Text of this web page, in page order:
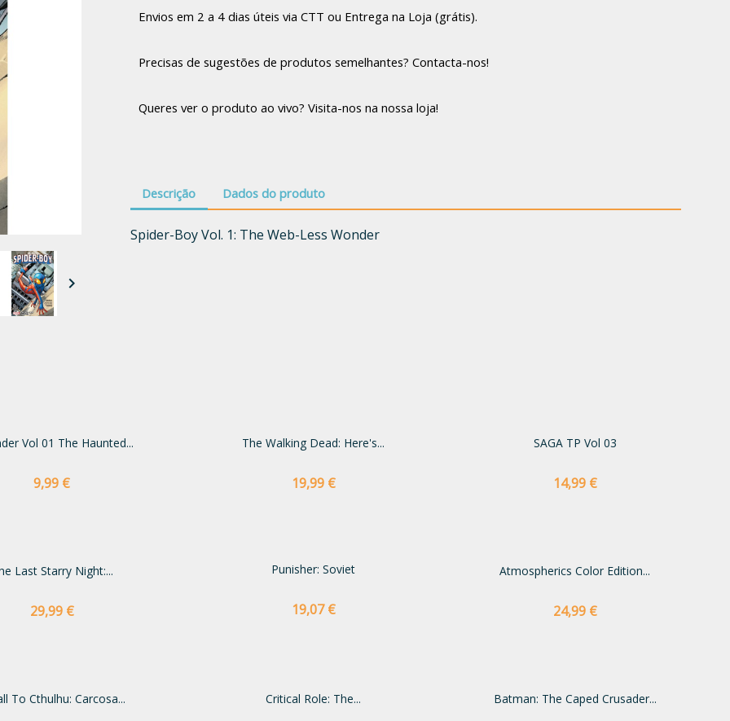

Envios em 2 a 4 dias úteis via CTT ou Entrega na Loja (grátis).
Precisas de sugestões de produtos semelhantes? Contacta-nos!
Queres ver o produto ao vivo? Visita-nos na nossa loja!
Descrição Dados do produto
Spider-Boy Vol. 1: The Web-Less Wonder
Vol 01 The Haunted...
Preço
9,99 €
The Walking Dead: Here's...
Preço
19,99 €
SAGA TP Vol 03
Preço
14,99 €
Last Starry Night:...
Preço
29,99 €
Punisher: Soviet
Preço
19,07 €
Atmospherics Color Edition...
Preço
24,99 €
To Cthulhu: Carcosa... Critical Role: The... Batman: The Caped Crusader...